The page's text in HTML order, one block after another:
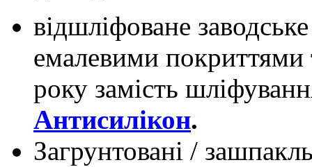
відшліфоване
емалевими покриттями
року замість
Антисилікон.
Загрунтовані /